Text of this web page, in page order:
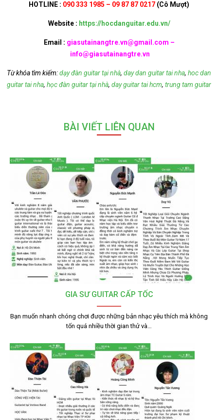
HOTLINE : 090 333 1985 – 09 87 87 0217 (Cô Mượt)
Website : https://hocdanguitar.edu.vn/
Email : giasutainangtre.vn@gmail.com –
info@giasutainangtre.vn
Từ khóa tìm kiếm:dạy đàn guitar tại nhà, day dan guitar tai nha, hoc dan
guitar tai nha, học đàn guitar tại nhà, day guitar tai hcm, trung tam guitar
BÀI VIẾT LIÊN QUAN
GIA SƯ GUITAR CẤP TỐC
Bạn muốn nhanh chóng chơi được những bản nhạc yêu thích mà không
tốn quá nhiều thời gian thử và…